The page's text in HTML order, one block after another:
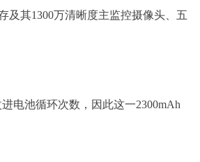
及其1300万清晰度主监控摄像头、五
电池循环次数，因此这一2300mAh